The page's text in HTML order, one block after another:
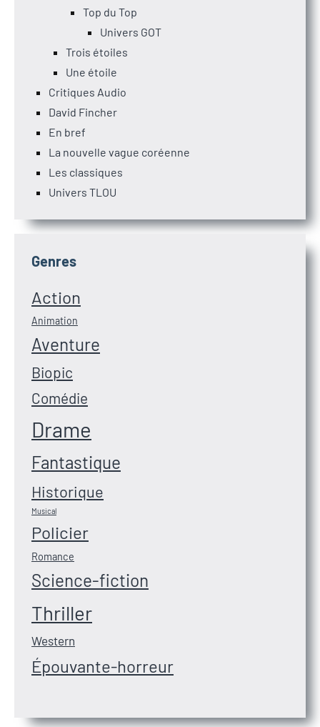
Top du Top
Univers GOT
Trois étoiles
Une étoile
Critiques Audio
David Fincher
En bref
La nouvelle vague coréenne
Les classiques
Univers TLOU
Genres
Action
Animation
Aventure
Biopic
Comédie
Drame
Fantastique
Historique
Musical
Policier
Romance
Science-fiction
Thriller
Western
Épouvante-horreur